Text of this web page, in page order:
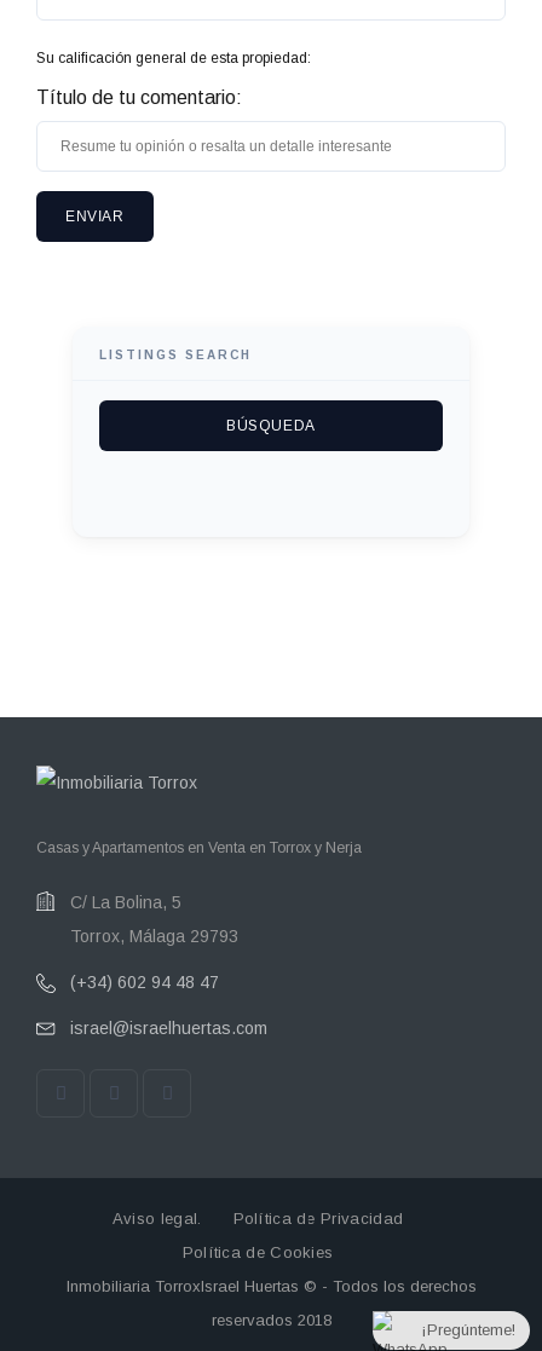
Su calificación general de esta propiedad:
Título de tu comentario:
LISTINGS SEARCH
Casas y Apartamentos en Venta en Torrox y Nerja
C/ La Bolina, 5
Torrox, Málaga 29793
(+34) 602 94 48 47
israel@israelhuertas.com
Aviso legal.
Política de Privacidad
Política de Cookies
Inmobiliaria TorroxIsrael Huertas © - Todos los derechos
reservados 2018
¡Pregúnteme!